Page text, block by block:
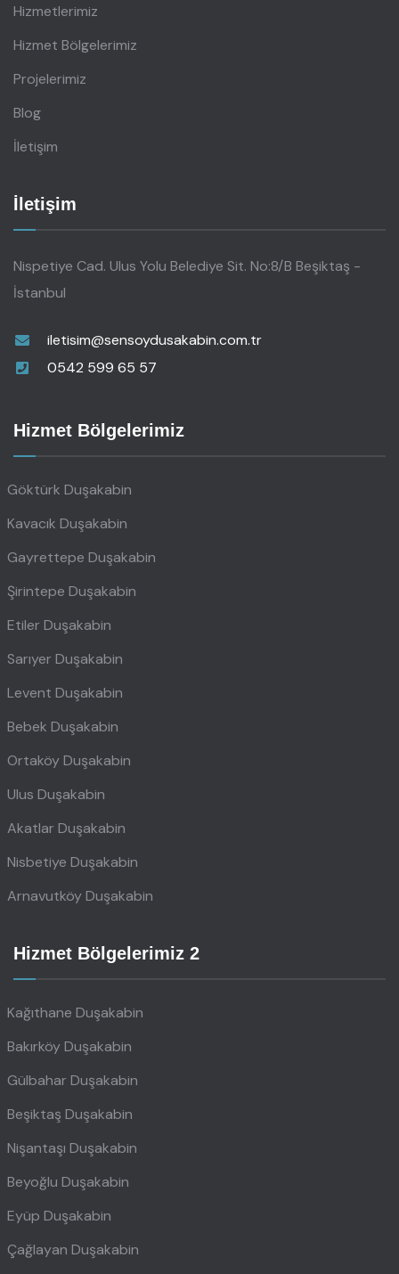
Hizmetlerimiz
Hizmet Bölgelerimiz
Projelerimiz
Blog
İletişim
İletişim
Nispetiye Cad. Ulus Yolu Belediye Sit. No:8/B Beşiktaş -
İstanbul
iletisim@sensoydusakabin.com.tr
0542 599 65 57
Hizmet Bölgelerimiz
Göktürk Duşakabin
Kavacık Duşakabin
Gayrettepe Duşakabin
Şirintepe Duşakabin
Etiler Duşakabin
Sarıyer Duşakabin
Levent Duşakabin
Bebek Duşakabin
Ortaköy Duşakabin
Ulus Duşakabin
Akatlar Duşakabin
Nisbetiye Duşakabin
Arnavutköy Duşakabin
Hizmet Bölgelerimiz 2
Kağıthane Duşakabin
Bakırköy Duşakabin
Gülbahar Duşakabin
Beşiktaş Duşakabin
Nişantaşı Duşakabin
Beyoğlu Duşakabin
Eyüp Duşakabin
Çağlayan Duşakabin